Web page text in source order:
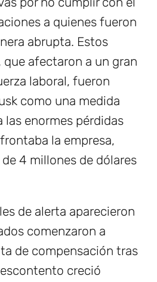
a quienes fueron
abrupta. Estos
que afectaron a un gran
laboral, fueron
como una medida
las enormes pérdidas
la empresa,
4 millones de dólares
de alerta aparecieron
comenzaron a
de compensación tras
creció